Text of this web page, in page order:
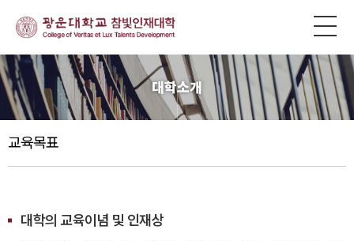
대학소개
교육목표
대학의 교육이념 및 인재상